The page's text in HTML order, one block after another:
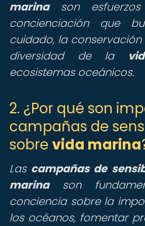
marinason
concienciación que
cuidado, la
diversidad de la
ecosistemas oceánicos.
2. ¿Por qué son
campañas de
sobre vida marina
Las campañas de
marinason
conciencia sobre la
los océanos, fomentar